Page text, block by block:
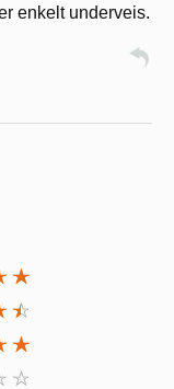
enkelt underveis.